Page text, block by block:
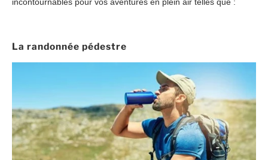
La randonnée pédestre